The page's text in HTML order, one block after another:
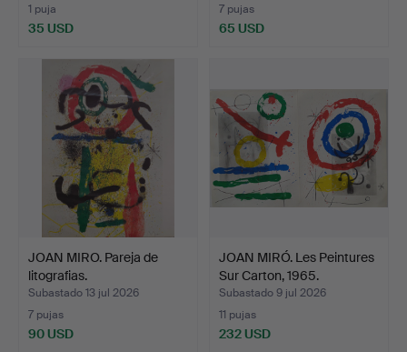
1 puja
35 USD
7 pujas
65 USD
JOAN MIRO. Pareja de
litografias.
Subastado 13 jul 2026
7 pujas
90 USD
JOAN MIRÓ. Les Peintures
Sur Carton, 1965.
Subastado 9 jul 2026
11 pujas
232 USD